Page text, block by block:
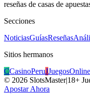
reseñas de casas de
Secciones
NoticiasGuíasReseñas
Sitios hermanos
CCasinoPeruJJuegosOnline
© 2026 SlotsMaster|18+
Apostar Ahora